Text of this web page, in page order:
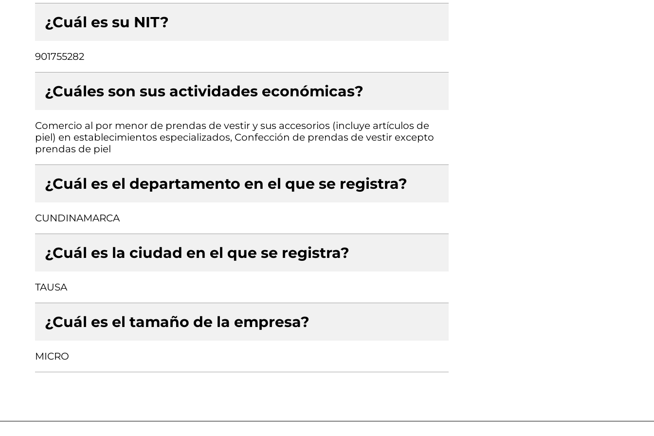
¿Cuál es su NIT?
901755282
¿Cuáles son sus actividades económicas?
Comercio al por menor de prendas de vestir y sus accesorios (incluye artículos de
piel) en establecimientos especializados, Confección de prendas de vestir excepto
prendas de piel
¿Cuál es el departamento en el que se registra?
CUNDINAMARCA
¿Cuál es la ciudad en el que se registra?
TAUSA
¿Cuál es el tamaño de la empresa?
MICRO